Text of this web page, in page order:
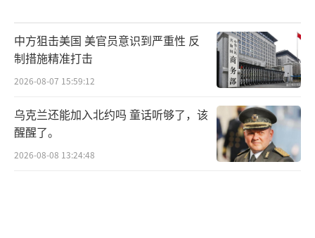
中方狙击美国 美官员意识到严重性 反
制措施精准打击
2026-08-07 15:59:12
乌克兰还能加入北约吗 童话听够了，该
醒醒了。
2026-08-08 13:24:48